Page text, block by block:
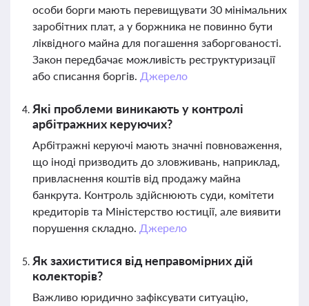
особи борги мають перевищувати 30 мінімальних
заробітних плат, а у боржника не повинно бути
ліквідного майна для погашення заборгованості.
Закон передбачає можливість реструктуризації
або списання боргів. Джерело
Які проблеми виникають у контролі
арбітражних керуючих?
Арбітражні керуючі мають значні повноваження,
що іноді призводить до зловживань, наприклад,
привласнення коштів від продажу майна
банкрута. Контроль здійснюють суди, комітети
кредиторів та Міністерство юстиції, але виявити
порушення складно. Джерело
Як захиститися від неправомірних дій
колекторів?
Важливо юридично зафіксувати ситуацію,